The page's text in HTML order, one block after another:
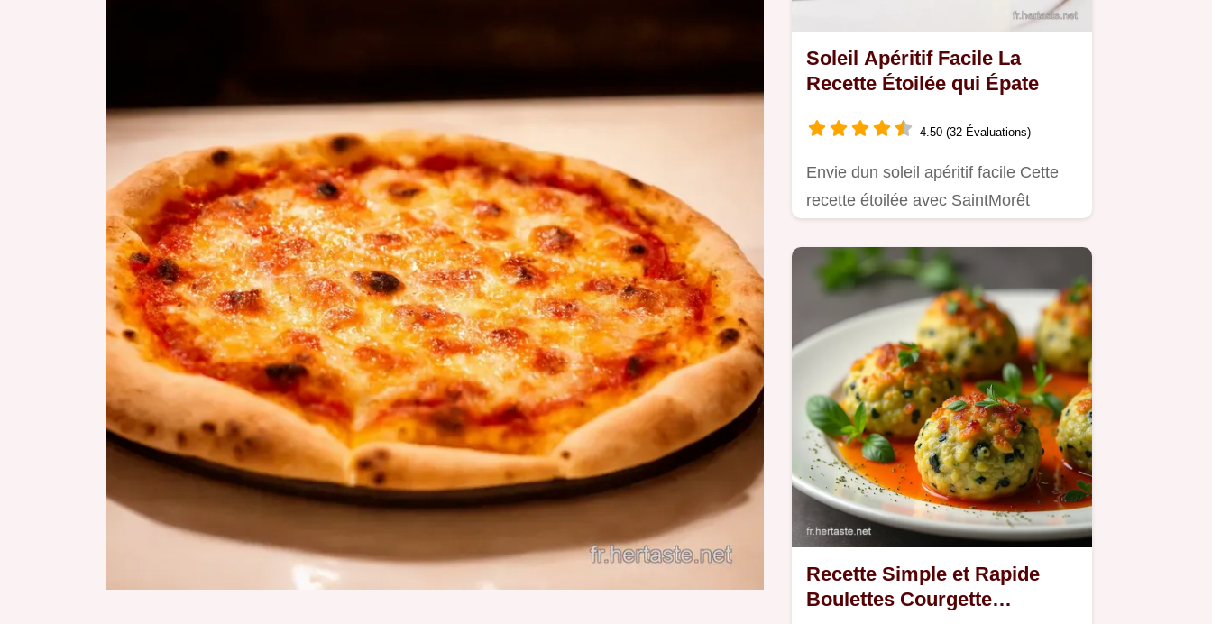
Soleil Apéritif Facile La
Recette Étoilée qui Épate
4.50 (32 Évaluations)
Envie dun soleil apéritif facile Cette
recette étoilée avec SaintMorêt
Recette Simple et Rapide
Boulettes Courgette